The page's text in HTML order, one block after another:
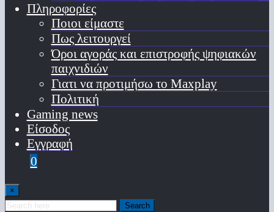
Πληροφορίες
Ποιοι είμαστε
Πως λειτουργεί
Όροι αγοράς και επιστροφής ψηφιακών
παιχνιδιών
Γιατι να προτιμήσω το Maxplay
Πολιτική
Gaming news
Είσοδος
Εγγραφή
0
×
Search